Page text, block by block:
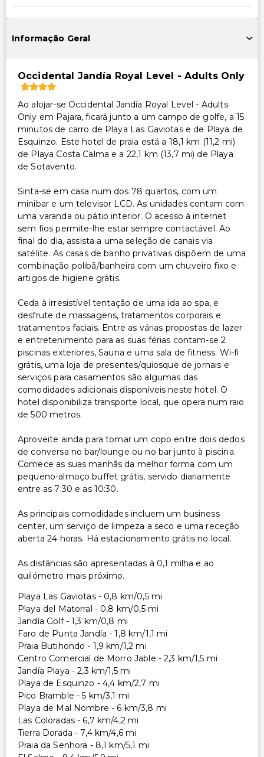
Troca de lençóis (mediante solicitação)
Serviço de limpeza sob pedido
Salva-vidas no local
Aluguer de bicicletas no local
Serviço de lavanderia
Serviço de lavanderia/lavagem a seco
Troca de toalhas (mediante solicitação)
Informação Geral
Occidental Jandía Royal Level - Adults Only
Ao alojar-se Occidental Jandía Royal Level - Adults
Only em Pajara, ficará junto a um campo de golfe, a 15
minutos de carro de Playa Las Gaviotas e de Playa de
Esquinzo. Este hotel de praia está a 18,1 km (11,2 mi)
de Playa Costa Calma e a 22,1 km (13,7 mi) de Playa
de Sotavento.
Sinta-se em casa num dos 78 quartos, com um
minibar e um televisor LCD. As unidades contam com
uma varanda ou pátio interior. O acesso à internet
sem fios permite-lhe estar sempre contactável. Ao
final do dia, assista a uma seleção de canais via
satélite. As casas de banho privativas dispõem de uma
combinação polibã/banheira com um chuveiro fixo e
artigos de higiene grátis.
Ceda à irresistível tentação de uma ida ao spa, e
desfrute de massagens, tratamentos corporais e
tratamentos faciais. Entre as várias propostas de lazer
e entretenimento para as suas férias contam-se 2
piscinas exteriores, Sauna e uma sala de fitness. Wi-fi
grátis, uma loja de presentes/quiosque de jornais e
serviços para casamentos são algumas das
comodidades adicionais disponíveis neste hotel. O
hotel disponibiliza transporte local, que opera num raio
de 500 metros.
Aproveite ainda para tomar um copo entre dois dedos
de conversa no bar/lounge ou no bar junto à piscina.
Comece as suas manhãs da melhor forma com um
pequeno-almoço buffet grátis, servido diariamente
entre as 7:30 e as 10:30.
As principais comodidades incluem um business
center, um serviço de limpeza a seco e uma receção
aberta 24 horas. Há estacionamento grátis no local.
As distâncias são apresentadas à 0,1 milha e ao
quilómetro mais próximo.
Playa Las Gaviotas - 0,8 km/0,5 mi
Playa del Matorral - 0,8 km/0,5 mi
Jandía Golf - 1,3 km/0,8 mi
Faro de Punta Jandía - 1,8 km/1,1 mi
Praia Butihondo - 1,9 km/1,2 mi
Centro Comercial de Morro Jable - 2,3 km/1,5 mi
Jandía Playa - 2,3 km/1,5 mi
Playa de Esquinzo - 4,4 km/2,7 mi
Pico Bramble - 5 km/3,1 mi
Playa de Mal Nombre - 6 km/3,8 mi
Las Coloradas - 6,7 km/4,2 mi
Tierra Dorada - 7,4 km/4,6 mi
Praia da Senhora - 8,1 km/5,1 mi